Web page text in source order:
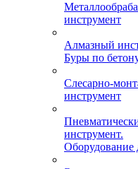
инструмент
Алмазный
Буры по
Слесарно-
инструмент
инструмент.